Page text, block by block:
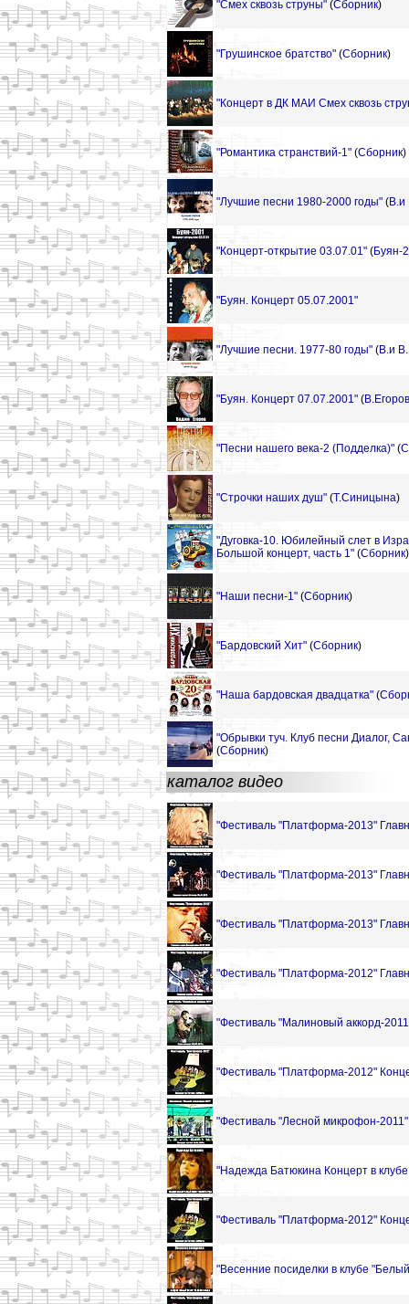
"Смех сквозь струны" (Сборник)
"Грушинское братство" (Сборник)
"Концерт в ДК МАИ Смех сквозь
"Романтика странствий-1" (Сборник)
"Лучшие песни 1980-2000 годы" (
"Концерт-открытие 03.07.01" (Буян-
"Буян. Концерт 05.07.2001"
"Лучшие песни. 1977-80 годы" (В.и
"Буян. Концерт 07.07.2001" (В.Егоров
"Песни нашего века-2 (Подделка)" (
"Строчки наших душ" (Т.Синицына)
"Дуговка-10. Юбилейный слет в
Большой концерт, часть 1" (Сборник)
"Наши песни-1" (Сборник)
"Бардовский Хит" (Сборник)
"Наша бардовская двадцатка" (
"Обрывки туч. Клуб песни Диалог,
(Сборник)
каталог видео
"Фестиваль "Платформа-2013"
"Фестиваль "Платформа-2013"
"Фестиваль "Платформа-2013"
"Фестиваль "Платформа-2012"
"Фестиваль "Малиновый аккорд-
"Фестиваль "Платформа-2012"
"Фестиваль "Лесной микрофон-2011"
"Надежда Батюкина Концерт в
"Фестиваль "Платформа-2012"
"Весенние посиделки в клубе